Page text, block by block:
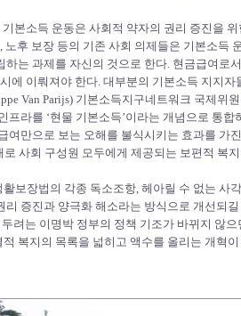
본소득 운동은 사회적 약자의 권리 증진을
노후 보장 등의 기존 사회 의제들은 기본소득
하는 과제를 자신의 것으로 한다. 현금급여로
에 이뤄져야 한다. 대부분의 기본소득 지지
Van Parijs) 기본소득지구네트워크 국제위
프라를 ‘현물 기본소득’이라는 개념으로 통
여만으로 보는 오해를 불식시키는 효과를 가
로 사회 구성원 모두에게 제공되는 보편적 복
보장법의 각종 독소조항, 헤아릴 수 없는 사
리 증진과 양극화 해소라는 방식으로 개선되
려는 이명박 정부의 정책 기조가 바뀌지 않
복지의 목록을 넓히고 액수를 올리는 개혁